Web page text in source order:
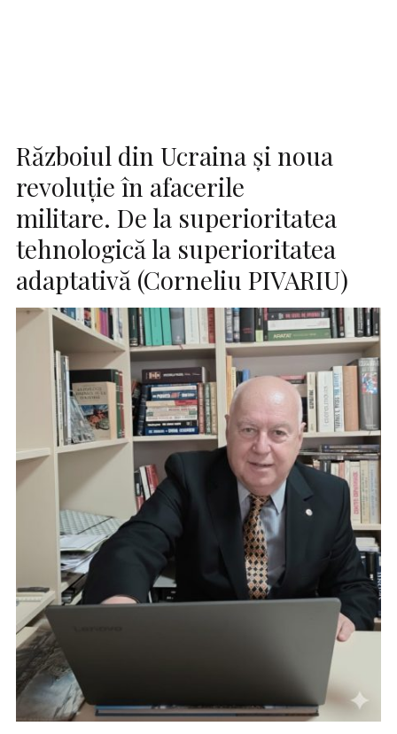
Războiul din Ucraina și noua
revoluție în afacerile
militare. De la superioritatea
tehnologică la superioritatea
adaptativă (Corneliu PIVARIU)